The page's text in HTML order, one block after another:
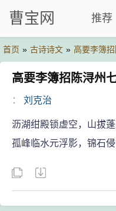
曹宝网 推荐
首页 » 古诗诗文 » 高要李簿
高要李簿招陈浔州
： 刘克治
沥湖绀殿锁虚空，山拔
孤峰临水元浮影，锦石